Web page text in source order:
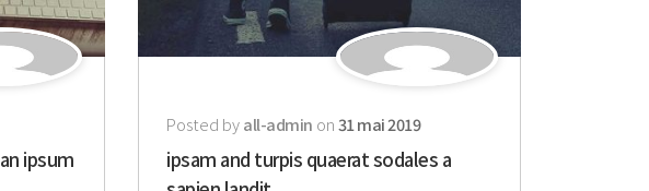
ipsum
Posted byall-admin on31 mai 2019
ipsam and turpis quaerat sodales a